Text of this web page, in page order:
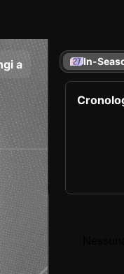
a In-